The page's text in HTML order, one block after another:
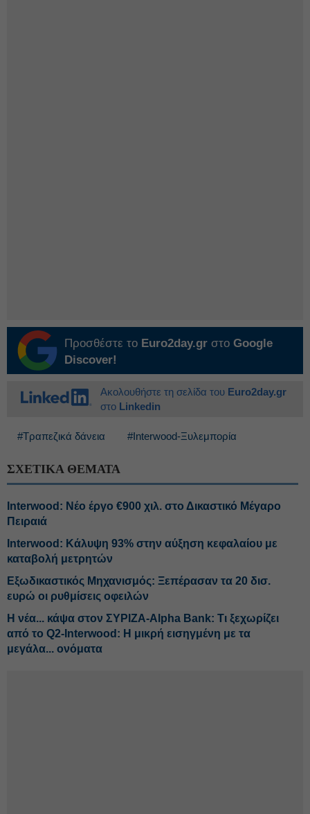
Προσθέστε το Euro2day.gr στο Google
Discover!
Ακολουθήστε τη σελίδα του Euro2day.gr
στο Linkedin
#Τραπεζικά δάνεια #Interwood-Ξυλεμπορία
ΣΧΕΤΙΚΑ ΘΕΜΑΤΑ
Interwood: Νέο έργο €900 χιλ. στο Δικαστικό Μέγαρο
Πειραιά
Interwood: Κάλυψη 93% στην αύξηση κεφαλαίου με
καταβολή μετρητών
Εξωδικαστικός Μηχανισμός: Ξεπέρασαν τα 20 δισ.
ευρώ οι ρυθμίσεις οφειλών
Η νέα... κάψα στον ΣΥΡΙΖΑ-Alpha Bank: Τι ξεχωρίζει
από το Q2-Interwood: Η μικρή εισηγμένη με τα
μεγάλα... ονόματα